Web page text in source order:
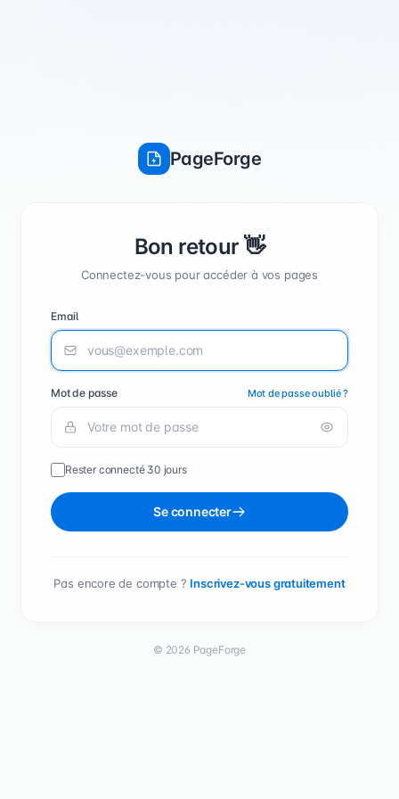
PageForge
Bon retour 👋
Connectez-vous pour accéder à vos pages
Email
Mot de passe Mot de passe oublié ?
Rester connecté 30 jours
Se connecter
Pas encore de compte ? Inscrivez-vous gratuitement
© 2026 PageForge
Confirmer